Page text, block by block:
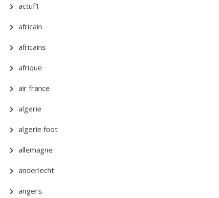
actuf1
africain
africains
afrique
air france
algerie
algerie foot
allemagne
anderlecht
angers